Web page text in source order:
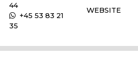
44
+45 53 83 21
35
WEBSITE